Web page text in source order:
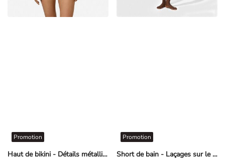
Haut de bikini - Détails métallisés - noir
Promotion
Short de bain - Laçages sur le côté - Rouge
Promotion